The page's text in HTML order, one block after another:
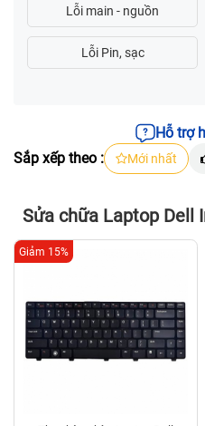
Hỗ trợ
Sắp xếp theo :
Mới nhất
Sửa chữa Laptop Dell
Giảm 15%